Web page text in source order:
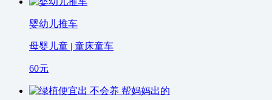
婴幼儿推车
母婴儿童 | 童床童车
60元